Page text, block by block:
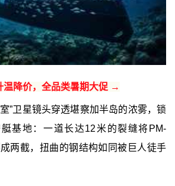
温降价，全品类暑期大促 →
”卫星镜头穿透堪察加半岛的浓雾，锁
基地：一道长达12米的裂缝将PM-
两截，扭曲的钢结构如同被巨人徒手